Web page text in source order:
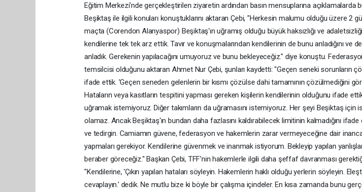
Eğitim Merkezi'nde gerçekleştirilen ziyaretin ardından basın mensuplarına açıklamalarda
Beşiktaş ile ilgili konuları konuştuklarını aktaran Çebi, "Herkesin malumu olduğu üzere 2
maçta (Corendon Alanyaspor) Beşiktaş'ın uğramış olduğu büyük haksızlığı ve
kendilerine tek tek arz ettik. Tavır ve konuşmalarından kendilerinin de bunu anladığını ve
anladık. Gerekenin yapılacağını umuyoruz ve bunu bekleyeceğiz." diye konuştu.
temsilcisi olduğunu aktaran Ahmet Nur Çebi, şunları kaydetti: "Geçen seneki sorunların
ifade ettik. 'Geçen seneden gelenlerin bir kısmı çözülse dahi tamamının çözülmediğini
Hataların veya kasıtların tespitini yapması gereken kişilerin kendilerinin olduğunu ifade
uğramak istemiyoruz. Diğer takımların da uğramasını istemiyoruz. Her şeyi Beşiktaş için
olamaz. Ancak Beşiktaş'ın bundan daha fazlasını kaldırabilecek limitinin kalmadığını
ve tedirgin. Camiamın güvene, federasyon ve hakemlerin zarar vermeyeceğine dair
yapmaları gerekiyor. Kendilerine güvenmek ve inanmak istiyorum. Bekleyip yapılan
beraber göreceğiz." Başkan Çebi, TFF'nin hakemlerle ilgili daha şeffaf davranması
"Kendilerine, 'Çıkın yapılan hataları söyleyin. Hakemlerin haklı olduğu yerlerin söyleyin.
cevaplayın.' dedik. Ne mutlu bize ki böyle bir çalışma içindeler. En kısa zamanda bunu